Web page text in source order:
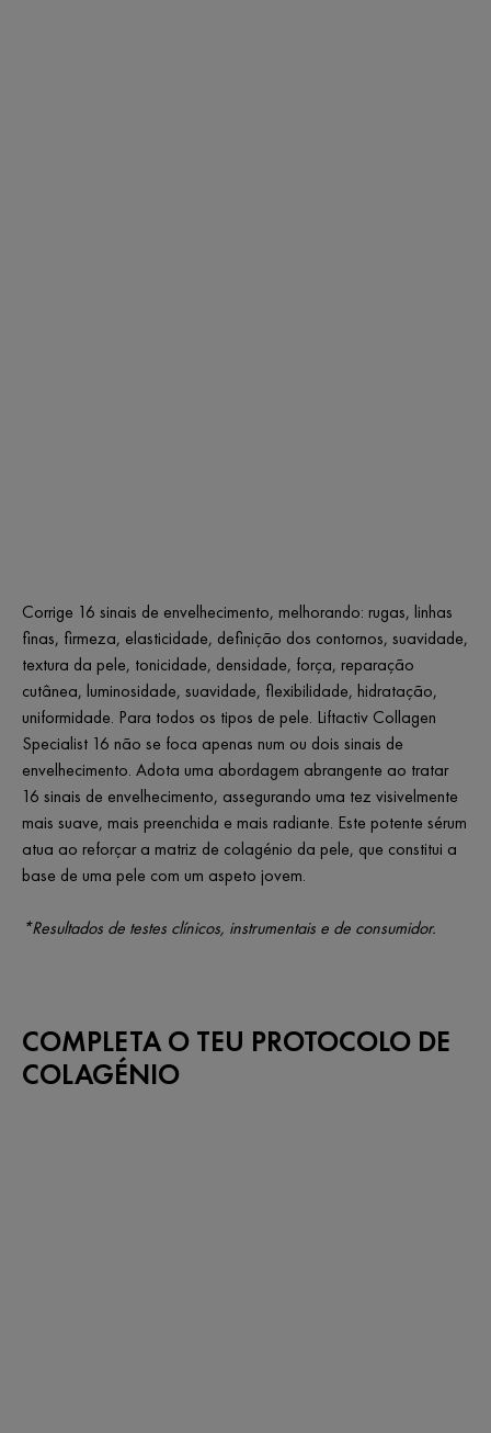
Corrige 16 sinais de envelhecimento, melhorando: rugas, linhas
finas, firmeza, elasticidade, definição dos contornos, suavidade,
textura da pele, tonicidade, densidade, força, reparação
cutânea, luminosidade, suavidade, flexibilidade, hidratação,
uniformidade. Para todos os tipos de pele. Liftactiv Collagen
Specialist 16 não se foca apenas num ou dois sinais de
envelhecimento. Adota uma abordagem abrangente ao tratar
16 sinais de envelhecimento, assegurando uma tez visivelmente
mais suave, mais preenchida e mais radiante. Este potente sérum
atua ao reforçar a matriz de colagénio da pele, que constitui a
base de uma pele com um aspeto jovem.
*Resultados de testes clínicos, instrumentais e de consumidor.
COMPLETA O TEU PROTOCOLO DE
COLAGÉNIO